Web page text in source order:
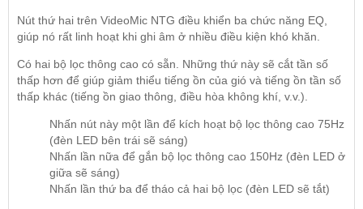
Nút thứ hai trên VideoMic NTG điều khiển ba chức năng EQ,
giúp nó rất linh hoạt khi ghi âm ở nhiều điều kiện khó khăn.
Có hai bộ lọc thông cao có sẵn. Những thứ này sẽ cắt tần số
thấp hơn để giúp giảm thiểu tiếng ồn của gió và tiếng ồn tần số
thấp khác (tiếng ồn giao thông, điều hòa không khí, v.v.).
Nhấn nút này một lần để kích hoạt bộ lọc thông cao 75Hz
(đèn LED bên trái sẽ sáng)
Nhấn lần nữa để gắn bộ lọc thông cao 150Hz (đèn LED ở
giữa sẽ sáng)
Nhấn lần thứ ba để tháo cả hai bộ lọc (đèn LED sẽ tắt)